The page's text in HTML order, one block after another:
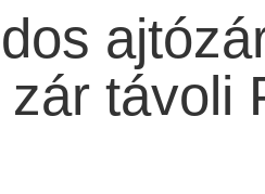
távoli